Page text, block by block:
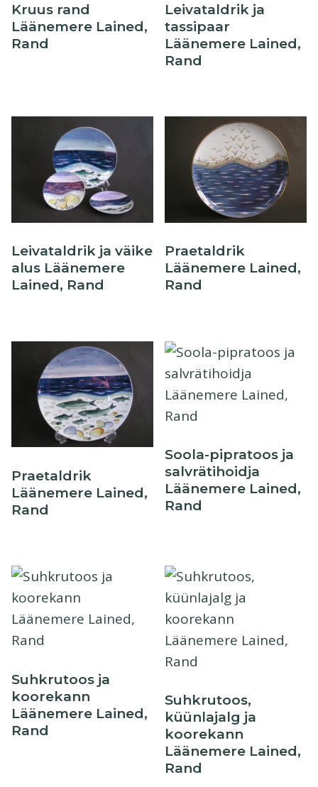
Kruus rand
Läänemere Lained,
Rand
Leivataldrik ja
tassipaar
Läänemere Lained,
Rand
Leivataldrik ja väike
alus Läänemere
Lained, Rand
Praetaldrik
Läänemere Lained,
Rand
Praetaldrik
Läänemere Lained,
Rand
Soola-pipratoos ja
salvrätihoidja
Läänemere Lained,
Rand
Suhkrutoos ja
koorekann
Läänemere Lained,
Rand
Suhkrutoos,
küünlajalg ja
koorekann
Läänemere Lained,
Rand